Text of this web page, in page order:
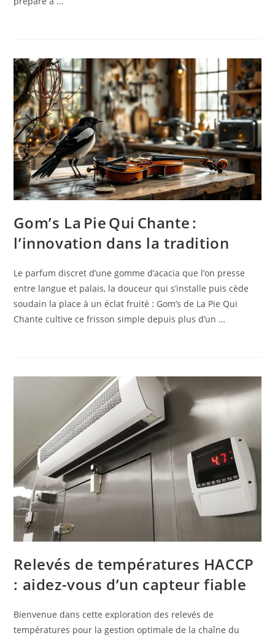
Gom’s La Pie Qui Chante :
l’innovation dans la tradition
Le parfum discret d’une gomme d’acacia que l’on presse
entre langue et palais, la douceur qui s’installe puis cède
soudain la place à un éclat fruité : Gom’s de La Pie Qui
Chante cultive ce frisson simple depuis plus d’un …
Relevés de températures HACCP
: aidez-vous d’un capteur fiable
Bienvenue dans cette exploration des relevés de
températures pour la gestion optimale de la chaîne du